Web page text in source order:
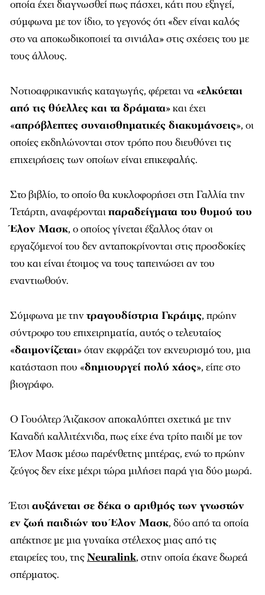
οποία έχει διαγνωσθεί πως πάσχει, κάτι που εξηγεί,
σύμφωνα με τον ίδιο, το γεγονός ότι «δεν είναι καλός
στο να αποκωδικοποιεί τα σινιάλα» στις σχέσεις του με
τους άλλους.
Νοτιοαφρικανικής καταγωγής, φέρεται να «ελκύεται
από τις θύελλες και τα δράματα» και έχει
«απρόβλεπτες συναισθηματικές διακυμάνσεις», οι
οποίες εκδηλώνονται στον τρόπο που διευθύνει τις
επιχειρήσεις των οποίων είναι επικεφαλής.
Στο βιβλίο, το οποίο θα κυκλοφορήσει στη Γαλλία την
Τετάρτη, αναφέρονταιπαραδείγματα του θυμού του
Έλον Μασκ, ο οποίος γίνεται έξαλλος όταν οι
εργαζόμενοί του δεν ανταποκρίνονται στις προσδοκίες
του και είναι έτοιμος να τους ταπεινώσει αν του
εναντιωθούν.
Σύμφωνα με τηντραγουδίστρια Γκράιμς, πρώην
σύντροφο του επιχειρηματία, αυτός ο τελευταίος
«δαιμονίζεται» όταν εκφράζει τον εκνευρισμό του, μια
κατάσταση που «δημιουργεί πολύ χάος», είπε στο
βιογράφο.
Ο Γουόλτερ Άιζακσον αποκαλύπτει σχετικά με την
Καναδή καλλιτέχνιδα, πως είχε ένα τρίτο παιδί με τον
Έλον Μασκ μέσω παρένθετης μητέρας, ενώ το πρώην
ζεύγος δεν είχε μέχρι τώρα μιλήσει παρά για δύο μωρά.
Έτσιαυξάνεται σε δέκα ο αριθμός των γνωστών
εν ζωή παιδιών του Έλον Μασκ, δύο από τα οποία
απέκτησε με μια γυναίκα στέλεχος μιας από τις
εταιρείες του, τηςNeuralink, στην οποία έκανε δωρεά
σπέρματος.